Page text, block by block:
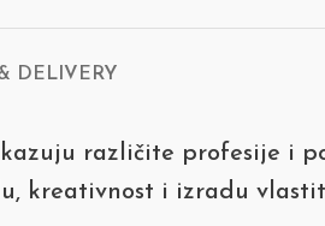
DELIVERY
različite profesije i
kreativnost i izradu